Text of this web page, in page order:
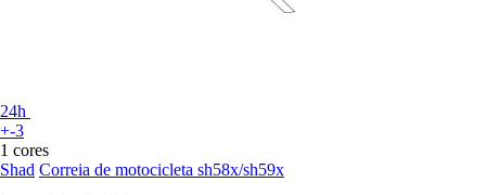
24h
+-3
1 cores
Shad Correia de motocicleta sh58x/sh59x